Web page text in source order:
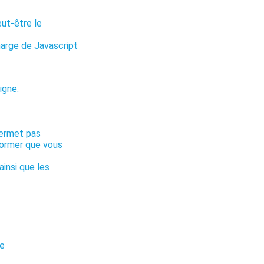
être le
de Javascript
pas
que vous
que les